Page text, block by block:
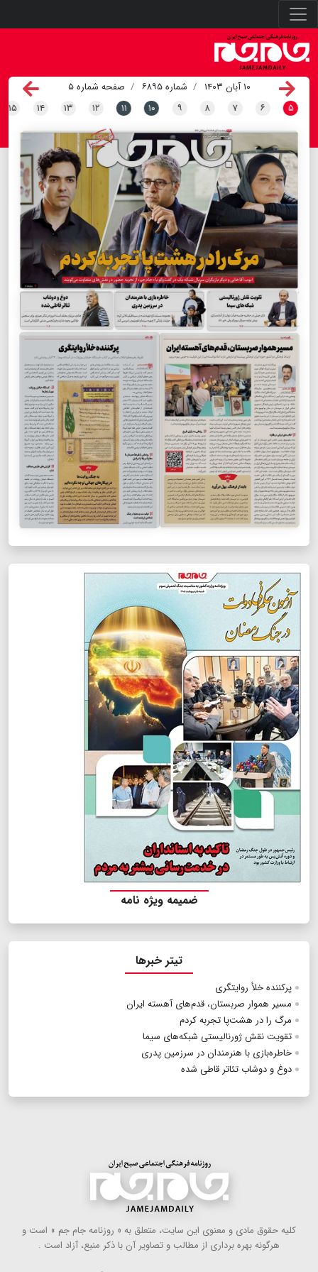
۱۰ آبان ۱۴۰۳ شماره ۶۸۹۵
صفحه شماره ۵
۵ ۶ ۷ ۸ ۹ ۱۰ ۱۱ ۱۲ ۱۳ ۱۴ ۱۵
ضمیمه ویژه نامه
تیتر خبرها
پرکننده خلأ روایتگری
مسیر هموار صربستان، قدم‌های آهسته ایران
مرگ را در هشت‌پا تجربه کردم
تقویت نقش ژورنالیستی شبکه‌های سیما
خاطره‌بازی با هنرمندان در سرزمین پدری
دوغ و دوشاب تئاتر قاطی شده
كلیه حقوق مادی و معنوی این سایت، متعلق به « روزنامه جام جم » است و
هرگونه بهره ‌برداری از مطالب و تصاویر آن با ذكر منبع، آزاد است .